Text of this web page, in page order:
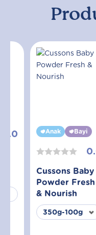
0.0 Anak Bayi
Cussons Baby
Powder Fresh
& Nourish